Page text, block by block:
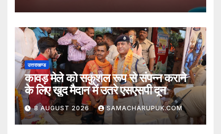
उत्तराखण्ड
कावड़ मेले को सकुशल रूप से संपन्न कराने
के लिए खुद मैदान में उतरे एसएसपी दून
8 AUGUST 2026 SAMACHARUPUK.COM